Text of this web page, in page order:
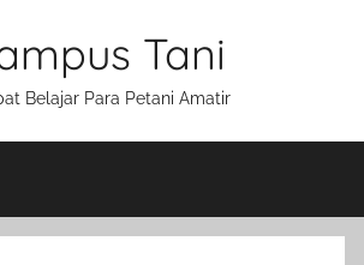
Tani
Belajar Para Petani Amatir